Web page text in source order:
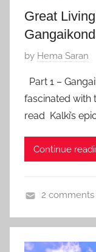
0
t
e
Great
P
t
e
d
u
u
s
by Hema Saran
Part 1 –
fascinated with
read Kalki’s
Continue
n
d
2 comments